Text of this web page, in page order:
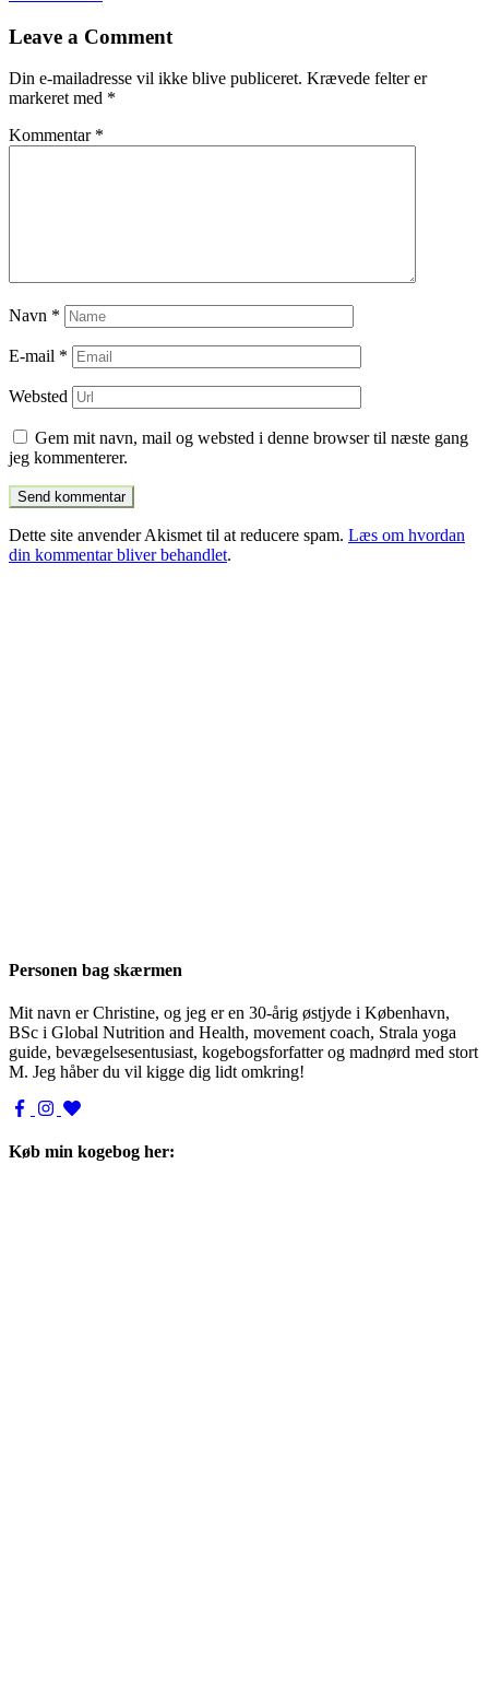
til
Leave a Comment
Din e-mailadresse vil ikke blive publiceret. Krævede felter er
markeret med *
Kommentar *
Navn *
E-mail *
Websted
Gem mit navn, mail og websted i denne browser til næste gang
jeg kommenterer.
Dette site anvender Akismet til at reducere spam. Læs om hvordan
din kommentar bliver behandlet.
Personen bag skærmen
Mit navn er Christine, og jeg er en 30-årig østjyde i København,
BSc i Global Nutrition and Health, movement coach, Strala yoga
guide, bevægelsesentusiast, kogebogsforfatter og madnørd med stort
M. Jeg håber du vil kigge dig lidt omkring!
Køb min kogebog her: